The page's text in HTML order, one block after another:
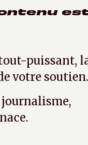
puissant,
votre soutien.